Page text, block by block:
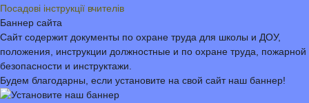
Посадові інструкції вчителів
Баннер сайта
Сайт содержит документы по охране труда для школы и ДОУ,
положения, инструкции должностные и по охране труда, пожарной
безопасности и инструктажи.
Будем благодарны, если установите на свой сайт наш баннер!